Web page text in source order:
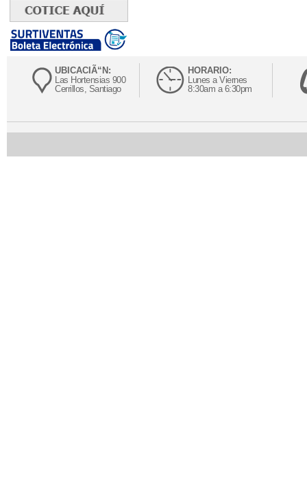
UBICACIÃ“N:
Las Hortensias 900
Cerrillos, Santiago
HORARIO:
Lunes a Viernes
8:30am a 6:30pm